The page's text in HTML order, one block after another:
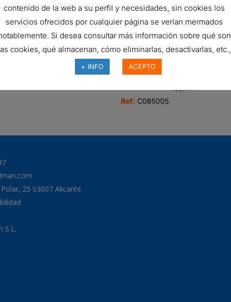
PURIFICADOR DE
FILTRO HIDRÁULICO,
CARTUCHO DT
Ref: C085005
25 03007 Alicante
S.L.
contenido de la web a su perfil y necesidades, sin cookies los
servicios ofrecidos por cualquier página se verían mermados
Si desea consultar más información sobre qué son
cookies, qué almacenan, cómo eliminarlas, desactivarlas, etc.,
+ INFO ACEPTO